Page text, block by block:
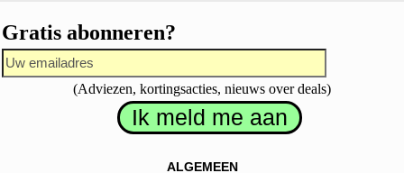
Gratis abonneren?
(Adviezen, kortingsacties, nieuws over deals)
ALGEMEEN